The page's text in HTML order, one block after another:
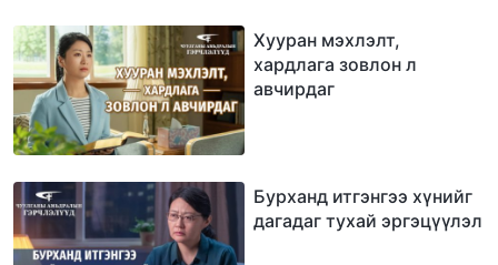
Хууран мэхлэлт,
хардлага зовлон л
авчирдаг
Бурханд итгэнгээ хүнийг
дагадаг тухай эргэцүүлэл